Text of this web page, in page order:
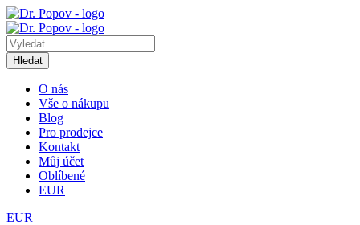
Hledat
O nás
Vše o nákupu
Blog
Pro prodejce
Kontakt
Můj účet
Oblíbené
EUR
EUR